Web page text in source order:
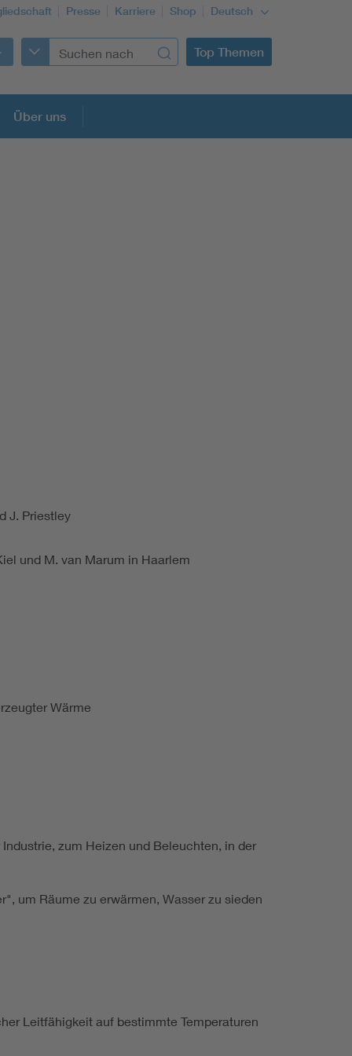
Presse Karriere Shop Deutsch
Top Themen
Über uns
J. Priestley
und M. van Marum in Haarlem
Wärme
zum Heizen und Beleuchten, in der
um Räume zu erwärmen, Wasser zu sieden
Leitfähigkeit auf bestimmte Temperaturen